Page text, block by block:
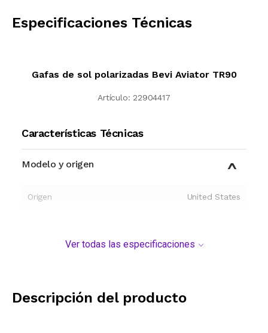
Especificaciones Técnicas
Gafas de sol polarizadas Bevi Aviator TR90
Artículo: 22904417
Características Técnicas
Modelo y origen
Origen United States
Ver todas las especificaciones
Descripción del producto